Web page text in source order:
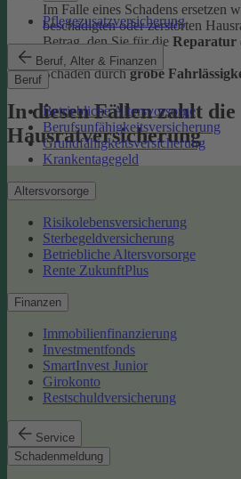
Pflegezusatzversicherung
Beruf, Alter & Finanzen
Beruf
Betriebliche Altersvorsorge
Berufsunfähigkeitsversicherung
Grundfähigkeitsversicherung
Krankentagegeld
Altersvorsorge
Risikolebensversicherung
Sterbegeldversicherung
Betriebliche Altersvorsorge
Rente ZukunftPlus
Finanzen
Immobilienfinanzierung
Investmentfonds
SmartInvest Junior
Girokonto
Restschuldversicherung
Service
Schadenmeldung
Im Falle eines Schadens ersetzen
beschädigten oder zerstörten
Betrag, den Sie für die Reparatur
ausgeben müssten.
Schäden durchgrobe
In diesen Fällen zahlt die
Hausratversicherung